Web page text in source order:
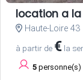
location a
Haute-Loire 43
à partir de € la
5 personne(s)